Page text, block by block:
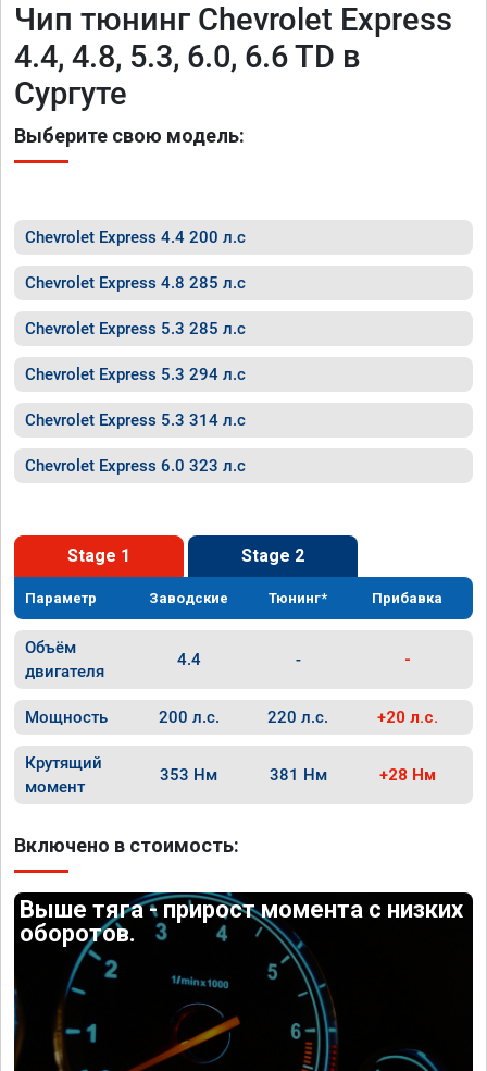
Чип тюнинг Chevrolet Express
4.4, 4.8, 5.3, 6.0, 6.6 TD в
Сургуте
Выберите свою модель:
Chevrolet Express 4.4 200 л.с
Chevrolet Express 4.8 285 л.с
Chevrolet Express 5.3 285 л.с
Chevrolet Express 5.3 294 л.с
Chevrolet Express 5.3 314 л.с
Chevrolet Express 6.0 323 л.с
Stage 1 Stage 2
Параметр Заводские Тюнинг* Прибавка
Объём
двигателя
4.4 - -
Мощность 200 л.с. 220 л.с. +20 л.с.
Крутящий
момент
353 Нм 381 Нм +28 Нм
Включено в стоимость:
Выше тяга - прирост момента с низких
оборотов.